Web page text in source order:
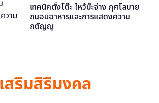
เทคนิคตั้งโต๊ะ ไหว้บ๊ะจ่าง กุศโลบาย
ถนอมอาหารและการแสดงความ
กตัญญู
เสริมสิริมงคล